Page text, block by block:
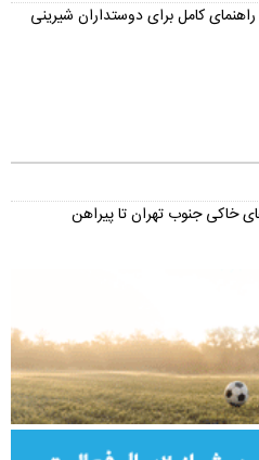
کامل برای دوستداران شیرینی
خاکی جنوب تهران تا پیراهن